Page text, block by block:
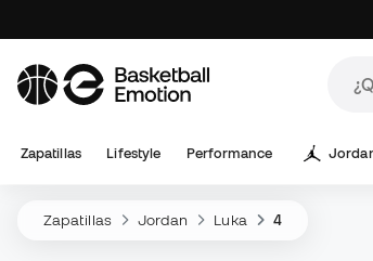
Zapatillas Lifestyle Performance
Zapatillas Jordan Luka 4